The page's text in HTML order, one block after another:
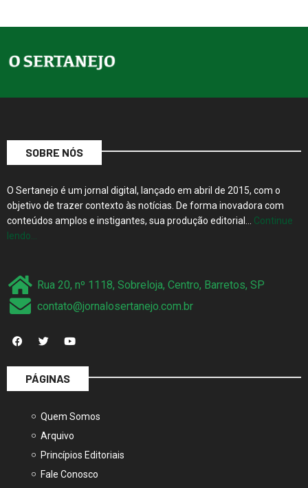
SOBRE NÓS
O Sertanejo é um jornal digital, lançado em abril de 2015, com o
objetivo de trazer contexto às notícias. De forma inovadora com
conteúdos amplos e instigantes, sua produção editorial… Continue
lendo…
Rua 20, nº 1118, Sobreloja, Centro, Barretos, SP
contato@jornalosertanejo.com.br
PÁGINAS
Quem Somos
Arquivo
Princípios Editoriais
Fale Conosco